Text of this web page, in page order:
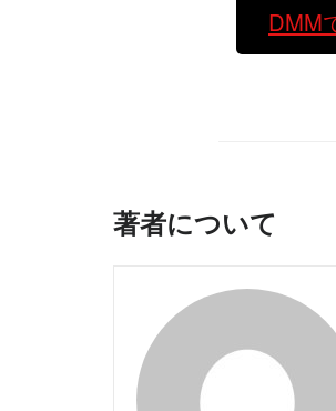
DMM
著者について